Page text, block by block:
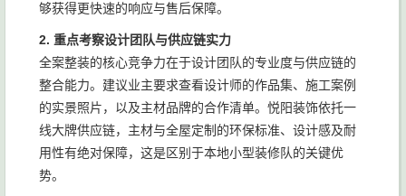
够获得更快速的响应与售后保障。
2. 重点考察设计团队与供应链实力
全案整装的核心竞争力在于设计团队的专业度与供应链的
整合能力。建议业主要求查看设计师的作品集、施工案例
的实景照片，以及主材品牌的合作清单。悦阳装饰依托一
线大牌供应链，主材与全屋定制的环保标准、设计感及耐
用性有绝对保障，这是区别于本地小型装修队的关键优
势。